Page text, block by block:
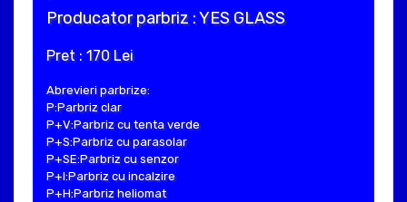
Producator parbriz : YES GLASS
Pret : 170 Lei
Abrevieri parbrize:
P:Parbriz clar
P+V:Parbriz cu tenta verde
P+S:Parbriz cu parasolar
P+SE:Parbriz cu senzor
P+I:Parbriz cu incalzire
P+H:Parbriz heliomat